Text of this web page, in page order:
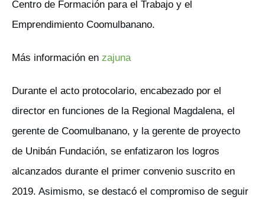
Centro de Formación para el Trabajo y el
Emprendimiento Coomulbanano.
Más información en zajuna
Durante el acto protocolario, encabezado por el
director en funciones de la Regional Magdalena, el
gerente de Coomulbanano, y la gerente de proyecto
de Unibán Fundación, se enfatizaron los logros
alcanzados durante el primer convenio suscrito en
2019. Asimismo, se destacó el compromiso de seguir